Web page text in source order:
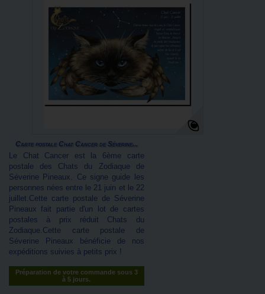
Carte postale Chat Cancer de Séverine...
Le Chat Cancer est la 6ème carte
postale des Chats du Zodiaque de
Séverine Pineaux. Ce signe guide les
personnes nées entre le 21 juin et le 22
juillet.Cette carte postale de Séverine
Pineaux fait partie d'un lot de cartes
postales à prix réduit Chats du
Zodiaque.Cette carte postale de
Séverine Pineaux bénéficie de nos
expéditions suivies à petits prix !
Préparation de votre commande sous 3
à 5 jours.